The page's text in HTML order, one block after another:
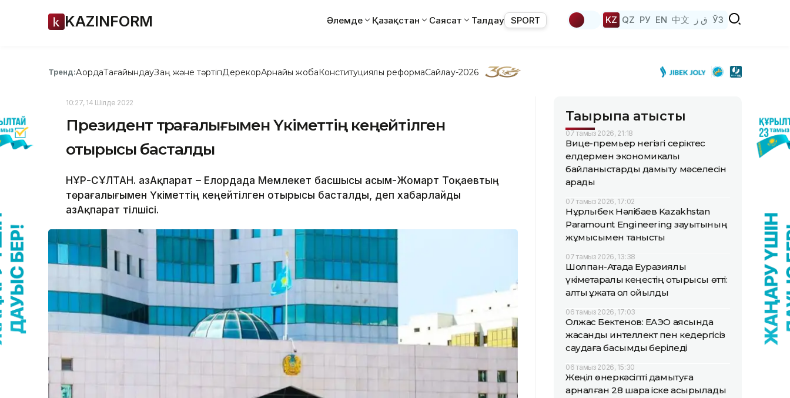
KAZINFORM Әлемде Қазақстан Саясат Талдау SPORT KZ QZ РУ EN 中文 ق ز ЎЗ
Тренд:АқордаТағайындауЗаң және тәртіпДерекқорАрнайы жобаКонституциялық реформаСайлау-2026
10:27, 14 Шілде 2022
Президент төрағалығымен Үкіметтің кеңейтілген
отырысы басталды
НҰР-СҰЛТАН. ҚазАқпарат – Елордада Мемлекет басшысы Қасым-Жомарт Тоқаевтың
төрағалығымен Үкіметтің кеңейтілген отырысы басталды, деп хабарлайды
ҚазАқпарат тілшісі.
Тақырыпқа қатысты
07 тамыз 2026, 21:18
Вице-премьер негізгі серіктес
елдермен экономикалық
байланыстарды дамыту мәселесін
қарады
07 тамыз 2026, 17:02
Нұрлыбек Нәлібаев Kazakhstan
Paramount Engineering зауытының
жұмысымен танысты
07 тамыз 2026, 13:38
Шолпан-Атада Еуразиялық
үкіметаралық кеңестің отырысы өтті:
алты құжатқа қол қойылды
06 тамыз 2026, 17:03
Олжас Бектенов: ЕАЭО аясында
жасанды интеллект пен кедергісіз
саудаға басымдық беріледі
06 тамыз 2026, 15:30
Жеңіл өнеркәсіпті дамытуға
арналған 28 шара іске асырылады